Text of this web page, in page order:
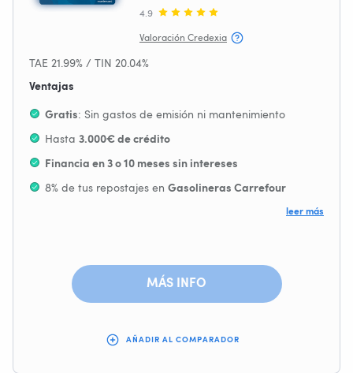
4.9
Valoración Credexia
TAE 21.99% / TIN 20.04%
Ventajas
leer más
Gratis: Sin gastos de emisión ni mantenimiento
Hasta 3.000€ de crédito
Financia en 3 o 10 meses sin intereses
8% de tus repostajes en Gasolineras Carrefour
MÁS INFO
AÑADIR AL COMPARADOR